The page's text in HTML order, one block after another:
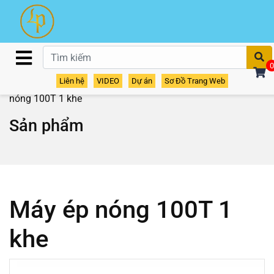
Liên hệ VIDEO Dự án Sơ Đồ Trang Web
0
Sản phẩm /Máy ép gỗ/ Máy ép nóng / Máy ép
nóng 100T 1 khe
Sản phẩm
Máy ép nóng 100T 1
khe